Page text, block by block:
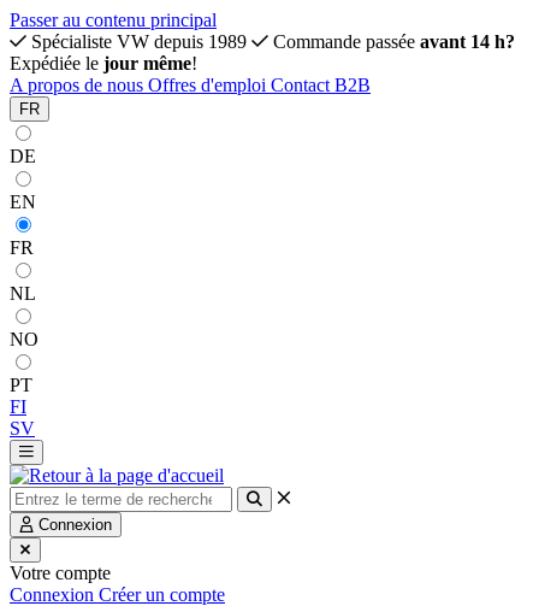
Passer au contenu principal
Spécialiste VW depuis 1989
Commande passée avant 14 h?
Expédiée le jour même!
A propos de nous Offres d'emploi Contact B2B
FR
DE
EN
FR
NL
NO
PT
FI
SV
Connexion
Votre compte
Connexion Créer un compte